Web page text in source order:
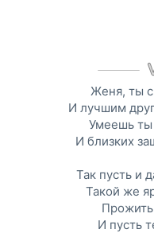
Женя, ты
И лучшим
Умеешь ты
И близких
Так пусть и
Такой же
И пусть